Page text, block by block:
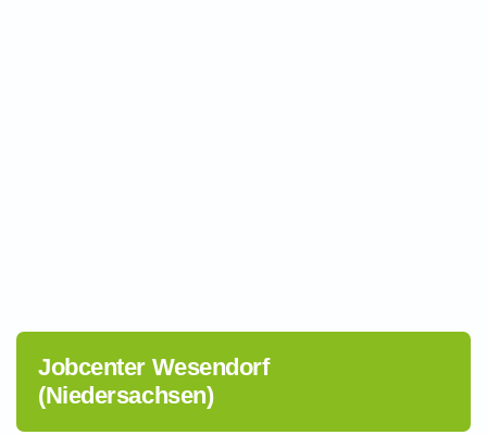
Jobcenter Wesendorf
(Niedersachsen)